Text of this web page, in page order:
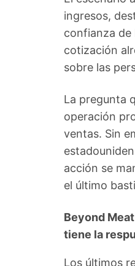
ingresos,
confianza de
cotización
sobre las
La pregunta
operación
ventas. Sin
acción se
el último
Beyond
tiene la
Los últimos